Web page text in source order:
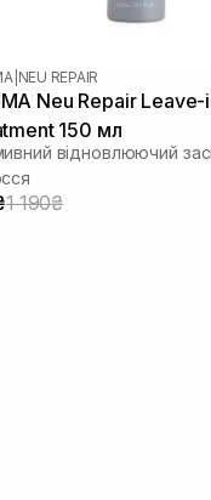
NEU REPAIR
Neu Repair Leave-
150 мл
відновлюючий
1 190₴